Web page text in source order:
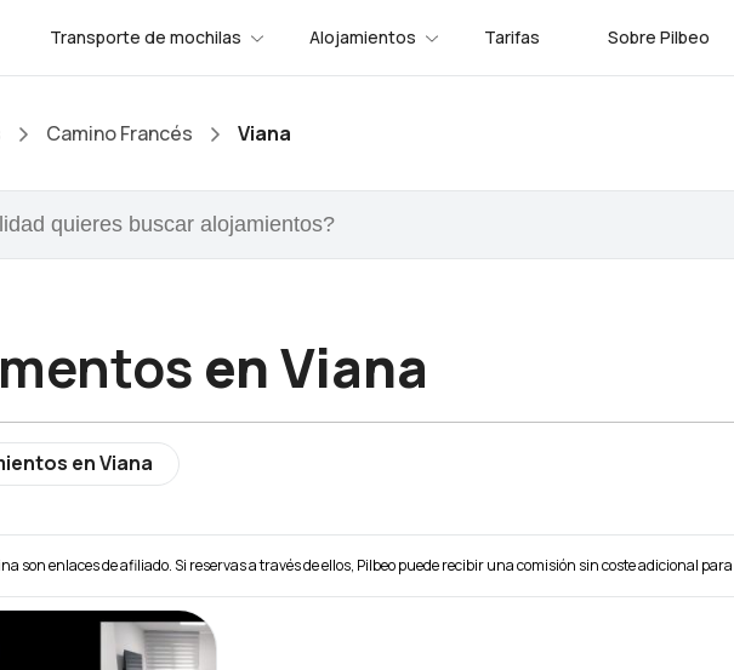
Transporte de mochilas Alojamientos Tarifas Sobre Pilbeo
Camino Francés Viana
en Viana
en Viana
son enlaces de afiliado. Si reservas a través de ellos, Pilbeo puede recibir una comisión sin coste adicional